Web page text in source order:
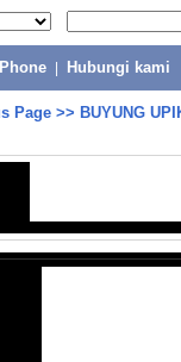
Hubungi kami
Page >> BUYUNG